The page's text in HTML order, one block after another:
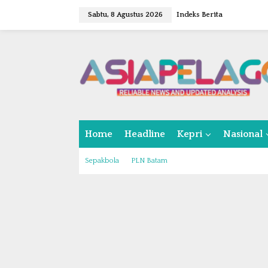
w
Sabtu, 8 Agustus 2026 Indeks Berita
Home Headline Kepri Nasional
Sepakbola PLN Batam